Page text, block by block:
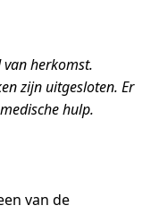
herkomst.
zijn uitgesloten. Er
hulp.
van de